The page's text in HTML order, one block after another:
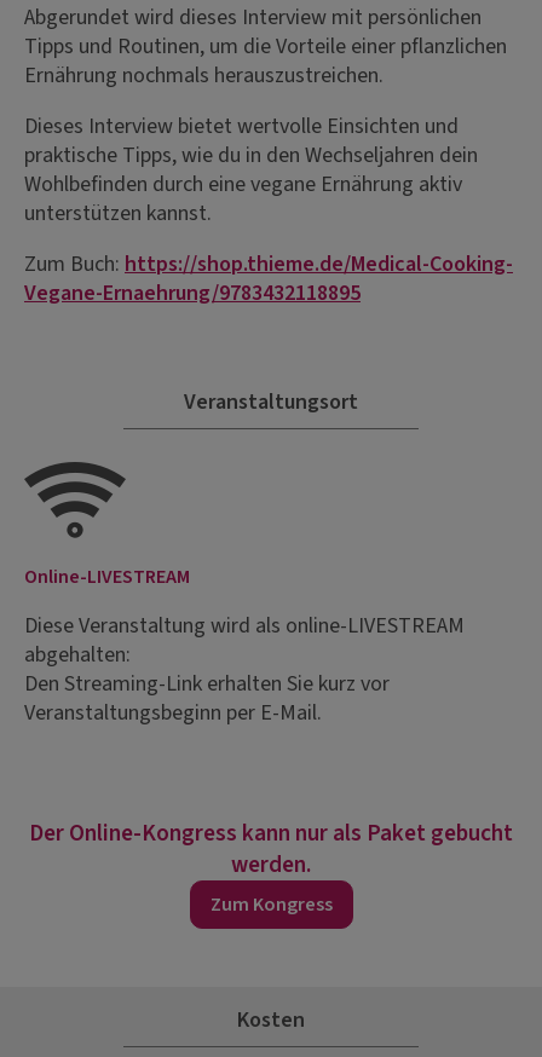
Abgerundet wird dieses Interview mit persönlichen
Tipps und Routinen, um die Vorteile einer pflanzlichen
Ernährung nochmals herauszustreichen.
Dieses Interview bietet wertvolle Einsichten und
praktische Tipps, wie du in den Wechseljahren dein
Wohlbefinden durch eine vegane Ernährung aktiv
unterstützen kannst.
Zum Buch: https://shop.thieme.de/Medical-Cooking-
Vegane-Ernaehrung/9783432118895
Veranstaltungsort
Online-LIVESTREAM
Diese Veranstaltung wird als online-LIVESTREAM
abgehalten:
Den Streaming-Link erhalten Sie kurz vor
Veranstaltungsbeginn per E-Mail.
Der Online-Kongress kann nur als Paket gebucht
werden.
Zum Kongress
Kosten